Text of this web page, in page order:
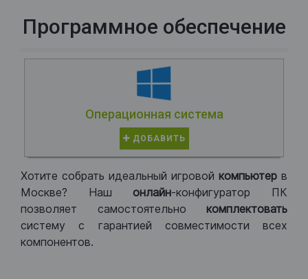
Программное обеспечение
Операционная система
ДОБАВИТЬ
Хотите собрать идеальный игровой компьютер в
Москве? Нашонлайн-конфигуратор ПК
позволяет самостоятельно комплектовать
систему с гарантией совместимости всех
компонентов.